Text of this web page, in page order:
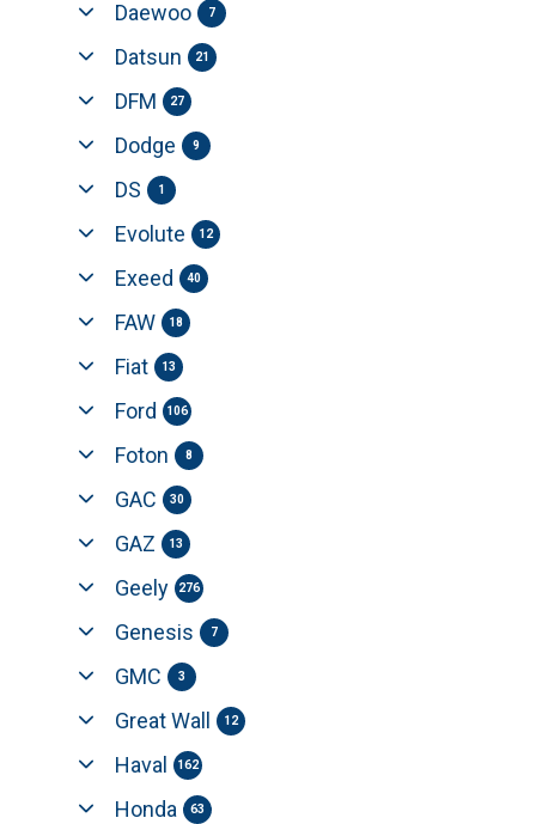
Daewoo 7
Datsun 21
DFM 27
Dodge 9
DS 1
Evolute 12
Exeed 40
FAW 18
Fiat 13
Ford 106
Foton 8
GAC 30
GAZ 13
Geely 276
Genesis 7
GMC 3
Great Wall 12
Haval 162
Honda 63